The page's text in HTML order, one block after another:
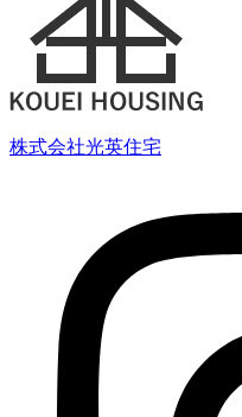
株式会社光英住宅